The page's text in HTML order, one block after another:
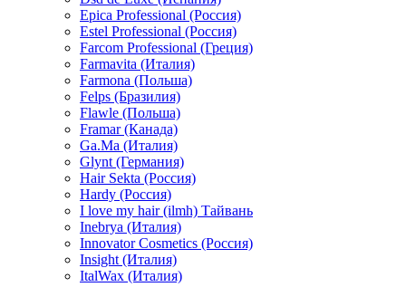
Epica Professional (Россия)
Estel Professional (Россия)
Farcom Professional (Греция)
Farmavita (Италия)
Farmona (Польша)
Felps (Бразилия)
Flawle (Польша)
Framar (Канада)
Ga.Ma (Италия)
Glynt (Германия)
Hair Sekta (Россия)
Hardy (Россия)
I love my hair (ilmh) Тайвань
Inebrya (Италия)
Innovator Cosmetics (Россия)
Insight (Италия)
ItalWax (Италия)